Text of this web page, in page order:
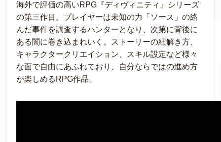
海外で評価の高いRPG『ディヴィニティ』シリーズ
の第三作目。プレイヤーは未知の力「ソース」の絡
んだ事件を調査するハンターとなり、次第に背後に
ある闇に巻き込まれいく。ストーリーの紐解き方、
キャラクタークリエイション、スキル設定など様々
な面で自由にあふれており、自分ならではの進め方
が楽しめるRPG作品。